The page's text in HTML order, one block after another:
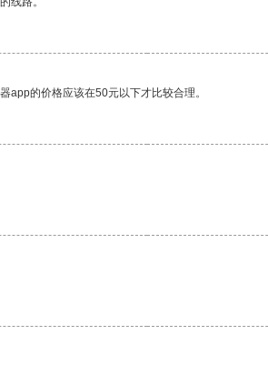
app的价格应该在50元以下才比较合理。